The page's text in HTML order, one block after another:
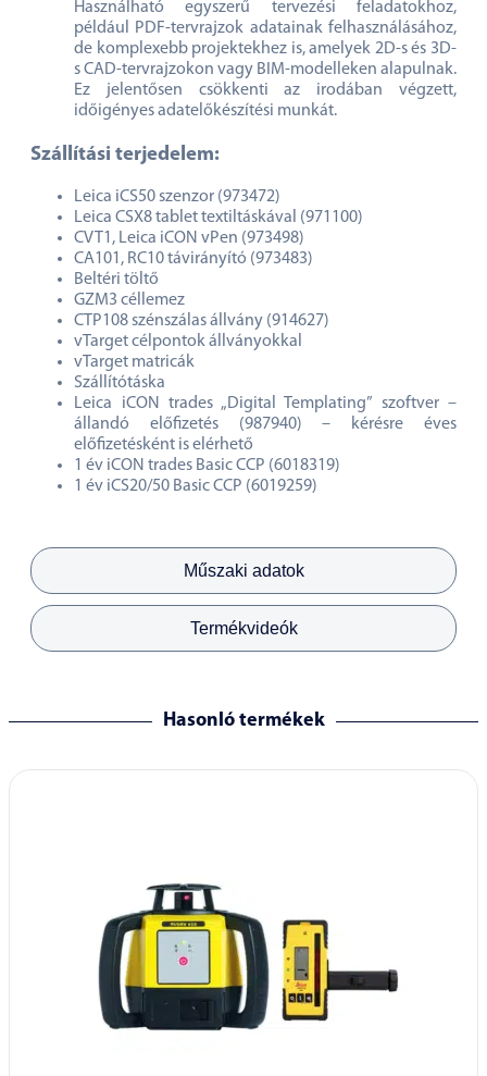
Műszaki adatok
sablonkészítés 2D/3D mérésekkel, CNC fájl-exporttal.
Layout modul – A „Layout” szoftvermodul célja a
kitűzési és jelölési feladatok támogatása.
Használható egyszerű tervezési feladatokhoz,
például PDF-tervrajzok adatainak felhasználásához,
de komplexebb projektekhez is, amelyek 2D-s és 3D-
Ez jelentősen csökkenti az irodában végzett,
Szállítási terjedelem:
Leica iCS50 szenzor (973472)
Leica CSX8 tablet textiltáskával (971100)
CVT1, Leica iCON vPen (973498)
CA101, RC10 távirányító (973483)
Beltéri töltő
GZM3 céllemez
CTP108 szénszálas állvány (914627)
vTarget célpontok állványokkal
vTarget matricák
Szállítótáska
Leica iCON trades „Digital Templating” szoftver –
állandó előfizetés (987940) – kérésre éves
1 év iCS20/50 Basic CCP (6019259)